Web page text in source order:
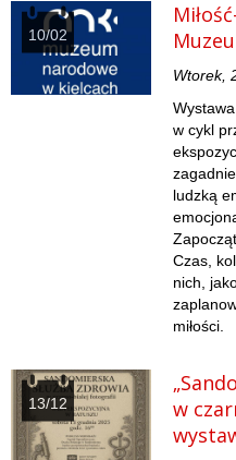
10/02
Wtorek,
w cykl
ludzką
Czas,
nich,
miłości.
13/12
w